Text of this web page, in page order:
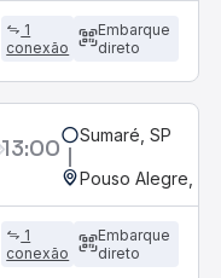
1
conexão
Embarque
direto
13:00 Sumaré, SP
Pouso Alegre,
1
conexão
Embarque
direto